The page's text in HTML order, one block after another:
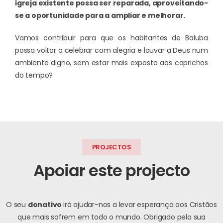
igreja existente possa ser reparada, aproveitando-
se a oportunidade para a ampliar e melhorar.
Vamos contribuir para que os habitantes de Baluba
possa voltar a celebrar com alegria e louvar a Deus num
ambiente digno, sem estar mais exposto aos caprichos
do tempo?
PROJECTOS
Apoiar este projecto
O seu donativo irá ajudar-nos a levar esperança aos Cristãos
que mais sofrem em todo o mundo.Obrigado pela sua